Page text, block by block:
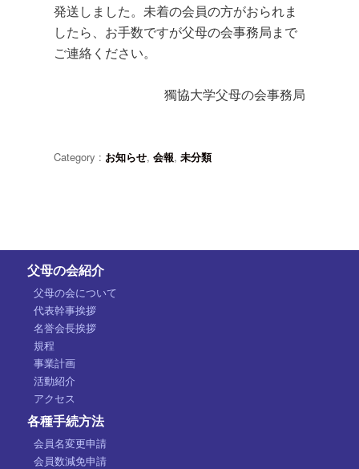
発送しました。未着の会員の方がおられま
したら、お手数ですが父母の会事務局まで
ご連絡ください。
獨協大学父母の会事務局
Category : お知らせ,会報,未分類
父母の会紹介
父母の会について
代表幹事挨拶
名誉会長挨拶
規程
事業計画
活動紹介
アクセス
各種手続方法
会員名変更申請
会員数減免申請